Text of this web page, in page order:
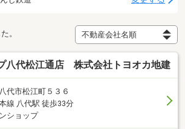
。
八代松江通店 株式会社トヨオカ地建
代市松江町５３６
線 八代駅 徒歩33分
ショップ